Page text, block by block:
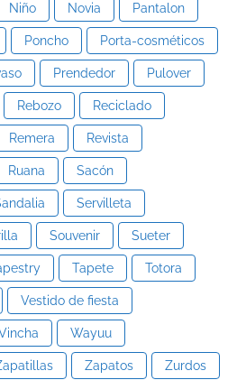
Niño Novia Pantalon
Poncho Porta-cosméticos
Prendedor Pulover
Rebozo Reciclado
Remera Revista
Ruana Sacón
Servilleta
Souvenir Sueter
Tapete Totora
Vestido de fiesta
Wayuu
Zapatos Zurdos